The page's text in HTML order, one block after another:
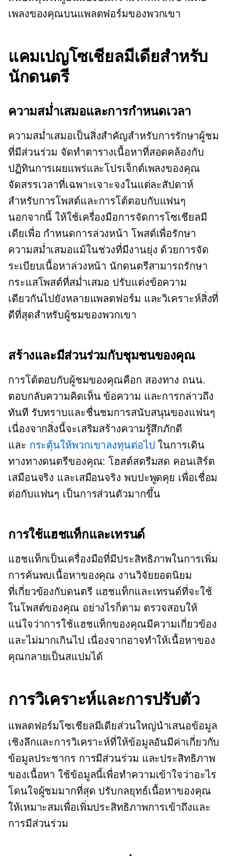
เพลงของคุณบนแพลตฟอร์มของพวกเขา
แคมเปญโซเชียลมีเดียสำหรับ
นักดนตรี
ความสม่ำเสมอและการกำหนดเวลา
ความสม่ำเสมอเป็นสิ่งสำคัญสำหรับการรักษาผู้ชม
ที่มีส่วนร่วม จัดทำตารางเนื้อหาที่สอดคล้องกับ
ปฏิทินการเผยแพร่และโปรเจ็กต์เพลงของคุณ
จัดสรรเวลาที่เฉพาะเจาะจงในแต่ละสัปดาห์
สำหรับการโพสต์และการโต้ตอบกับแฟนๆ
นอกจากนี้ ให้ใช้เครื่องมือการจัดการโซเชียลมี
เดียเพื่อ กำหนดการล่วงหน้า โพสต์เพื่อรักษา
ความสม่ำเสมอแม้ในช่วงที่มีงานยุ่ง ด้วยการจัด
ระเบียบเนื้อหาล่วงหน้า นักดนตรีสามารถรักษา
กระแสโพสต์ที่สม่ำเสมอ ปรับแต่งข้อความ
เดียวกันไปยังหลายแพลตฟอร์ม และวิเคราะห์สิ่งที่
ดีที่สุดสำหรับผู้ชมของพวกเขา
สร้างและมีส่วนร่วมกับชุมชนของคุณ
การโต้ตอบกับผู้ชมของคุณคือก สองทาง ถนน.
ตอบกลับความคิดเห็น ข้อความ และการกล่าวถึง
ทันที รับทราบและชื่นชมการสนับสนุนของแฟนๆ
เนื่องจากสิ่งนี้จะเสริมสร้างความรู้สึกภักดี
และ กระตุ้นให้พวกเขาลงทุนต่อไป ในการเดิน
ทางทางดนตรีของคุณ: โฮสต์สตรีมสด คอนเสิร์ต
เสมือนจริง และเสมือนจริง พบปะพูดคุย เพื่อเชื่อม
ต่อกับแฟนๆ เป็นการส่วนตัวมากขึ้น
การใช้แฮชแท็กและเทรนด์
แฮชแท็กเป็นเครื่องมือที่มีประสิทธิภาพในการเพิ่ม
การค้นพบเนื้อหาของคุณ งานวิจัยยอดนิยม
ที่เกี่ยวข้องกับดนตรี แฮชแท็กและเทรนด์ที่จะใช้
ในโพสต์ของคุณ อย่างไรก็ตาม ตรวจสอบให้
แน่ใจว่าการใช้แฮชแท็กของคุณมีความเกี่ยวข้อง
และไม่มากเกินไป เนื่องจากอาจทำให้เนื้อหาของ
คุณกลายเป็นสแปมได้
การวิเคราะห์และการปรับตัว
แพลตฟอร์มโซเชียลมีเดียส่วนใหญ่นำเสนอข้อมูล
เชิงลึกและการวิเคราะห์ที่ให้ข้อมูลอันมีค่าเกี่ยวกับ
ข้อมูลประชากร การมีส่วนร่วม และประสิทธิภาพ
ของเนื้อหา ใช้ข้อมูลนี้เพื่อทำความเข้าใจว่าอะไร
โดนใจผู้ชมมากที่สุด ปรับกลยุทธ์เนื้อหาของคุณ
ให้เหมาะสมเพื่อเพิ่มประสิทธิภาพการเข้าถึงและ
การมีส่วนร่วม